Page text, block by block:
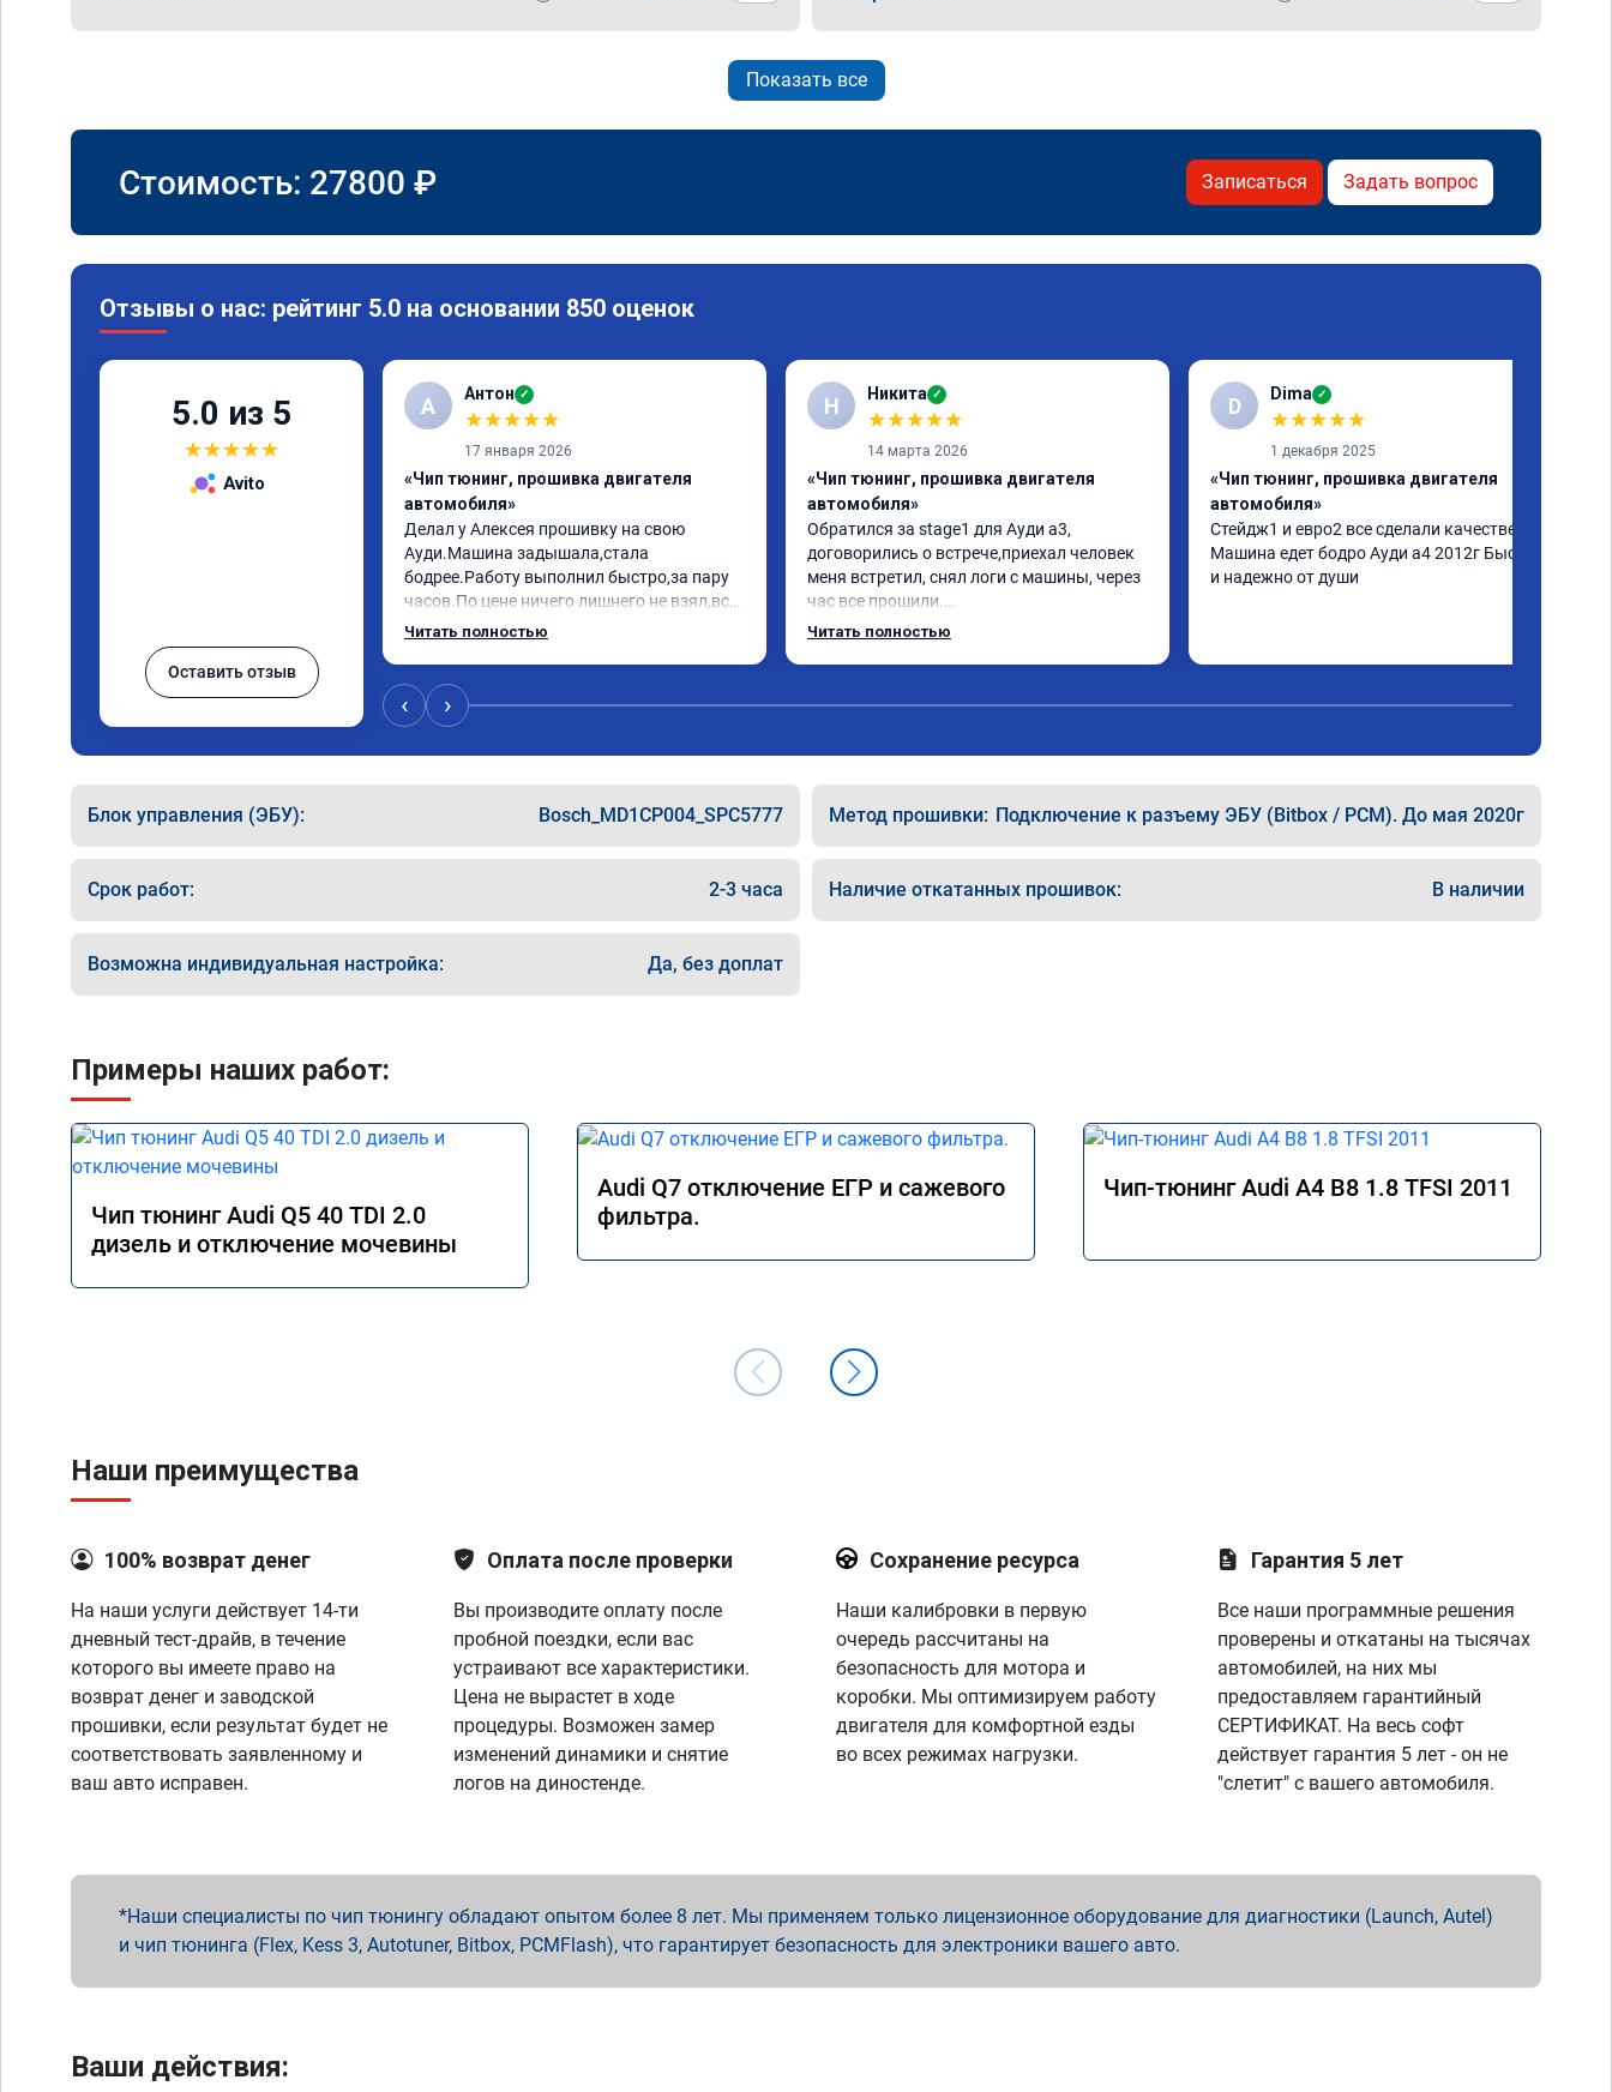
Показать все
Стоимость: 27800 ₽ Записаться Задать вопрос
Отзывы о нас: рейтинг 5.0 на основании 850 оценок
5.0 из 5
★★★★★
Avito
Оставить отзыв
А Антон ✓
★★★★★
17 января 2026
«Чип тюнинг, прошивка двигателя
автомобиля»
Делал у Алексея прошивку на свою
Ауди.Машина задышала,стала
бодрее.Работу выполнил быстро,за пару
часов.По цене ничего лишнего не взял,всё
как договаривались заранее.После
знаю,куда ехать в случае поломки
авто.Однозначно рекомендую Алексея
Читать полностью
Н Никита ✓
★★★★★
14 марта 2026
«Чип тюнинг, прошивка двигателя
автомобиля»
Обратился за stage1 для Ауди а3,
договорились о встрече,приехал человек
меня встретил, снял логи с машины, через
час все прошили.
Арман спасибо тебе огромное, машинка по
Читать полностью
D Dima ✓
★★★★★
1 декабря 2025
«Чип тюнинг, прошивка двигателя
автомобиля»
Стейдж1 и евро2 все сделали качественно.
Машина едет бодро Ауди а4 2012г Быстро
и надежно от души
‹ ›
Блок управления (ЭБУ): Bosch_MD1CP004_SPC5777 Метод прошивки: Подключение к разъему ЭБУ (Bitbox / PCM). До мая 2020г
Срок работ: 2-3 часа Наличие откатанных прошивок: В наличии
Возможна индивидуальная настройка: Да, без доплат
Примеры наших работ:
Чип тюнинг Audi Q5 40 TDI 2.0
дизель и отключение мочевины
Audi Q7 отключение ЕГР и сажевого
фильтра.
Чип-тюнинг Audi A4 B8 1.8 TFSI 2011
Наши преимущества
100% возврат денег
На наши услуги действует 14-ти
дневный тест-драйв, в течение
которого вы имеете право на
возврат денег и заводской
прошивки, если результат будет не
соответствовать заявленному и
ваш авто исправен.
Оплата после проверки
Вы производите оплату после
пробной поездки, если вас
устраивают все характеристики.
Цена не вырастет в ходе
процедуры. Возможен замер
изменений динамики и снятие
логов на диностенде.
Сохранение ресурса
Наши калибровки в первую
очередь рассчитаны на
безопасность для мотора и
коробки. Мы оптимизируем работу
двигателя для комфортной езды
во всех режимах нагрузки.
Гарантия 5 лет
Все наши программные решения
проверены и откатаны на тысячах
автомобилей, на них мы
предоставляем гарантийный
СЕРТИФИКАТ. На весь софт
действует гарантия 5 лет - он не
"слетит" с вашего автомобиля.
Наши специалисты по чип тюнингу обладают опытом более 8 лет. Мы применяем только лицензионное оборудование для диагностики (Launch, Autel)
и чип тюнинга (Flex, Kess 3, Autotuner, Bitbox, PCMFlash), что гарантирует безопасность для электроники вашего авто.
Ваши действия: